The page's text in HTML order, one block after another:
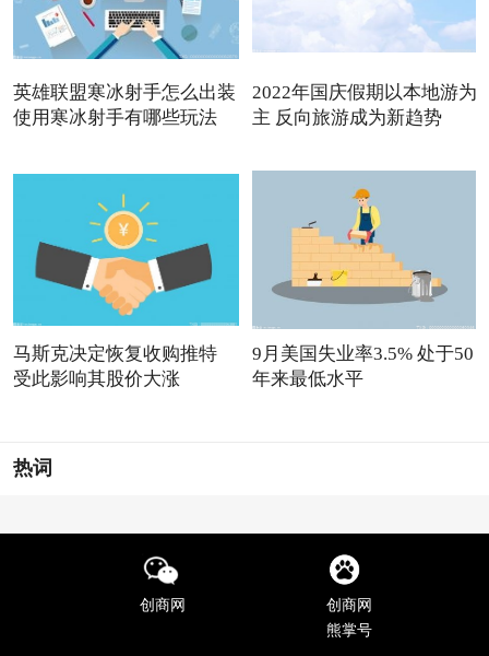
英雄联盟寒冰射手怎么出装
使用寒冰射手有哪些玩法
2022年国庆假期以本地游为
主 反向旅游成为新趋势
马斯克决定恢复收购推特
受此影响其股价大涨
9月美国失业率3.5% 处于50
年来最低水平
热词
创商网
创商网
熊掌号